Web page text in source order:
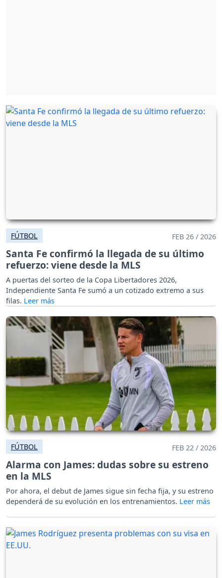
FÚTBOL FEB 26 / 2026
Santa Fe confirmó la llegada de su último
refuerzo: viene desde la MLS
A puertas del sorteo de la Copa Libertadores 2026,
Independiente Santa Fe sumó a un cotizado extremo a sus
filas.
FÚTBOL FEB 22 / 2026
Alarma con James: dudas sobre su estreno
en la MLS
Por ahora, el debut de James sigue sin fecha fija, y su estreno
dependerá de su evolución en los entrenamientos.